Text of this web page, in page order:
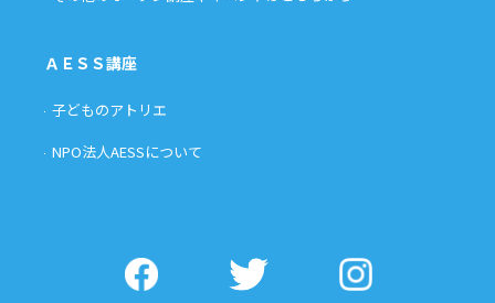
ＡＥＳＳ講座
子どものアトリエ
NPO法人AESSについて